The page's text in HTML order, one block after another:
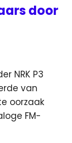
door
NRK P3
van
oorzaak
FM-